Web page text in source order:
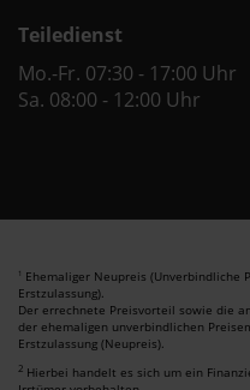
Teiledienst
Mo.-Fr. 07:30 - 17:00 Uhr
Sa. 08:00 - 12:00 Uhr
1 Ehemaliger Neupreis (Unverbindliche
Erstzulassung).
Der errechnete Preisvorteil sowie die
der ehemaligen unverbindlichen
Erstzulassung (Neupreis).
2 Hierbei handelt es sich um ein